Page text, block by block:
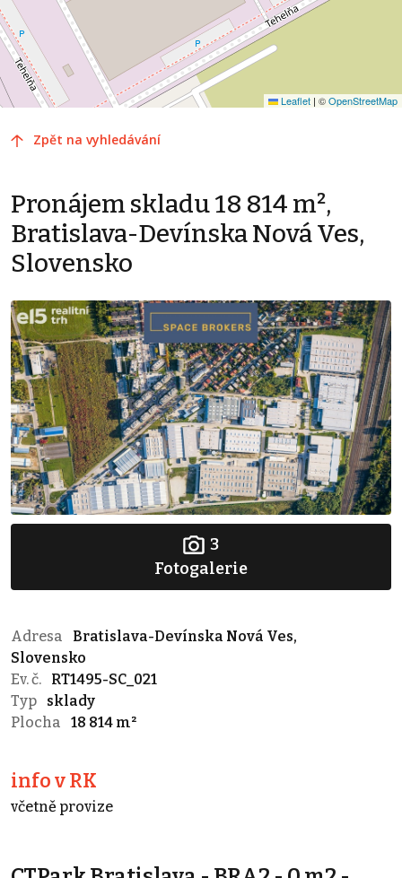
Leaflet | ©OpenStreetMap
Zpět na vyhledávání
Pronájem skladu 18 814 m²,
Bratislava-Devínska Nová Ves,
Slovensko
3
Fotogalerie
Adresa
Bratislava-Devínska Nová Ves,
Slovensko
Ev. č.
RT1495-SC_021
Typ
sklady
Plocha
18 814 m²
info v RK
včetně provize